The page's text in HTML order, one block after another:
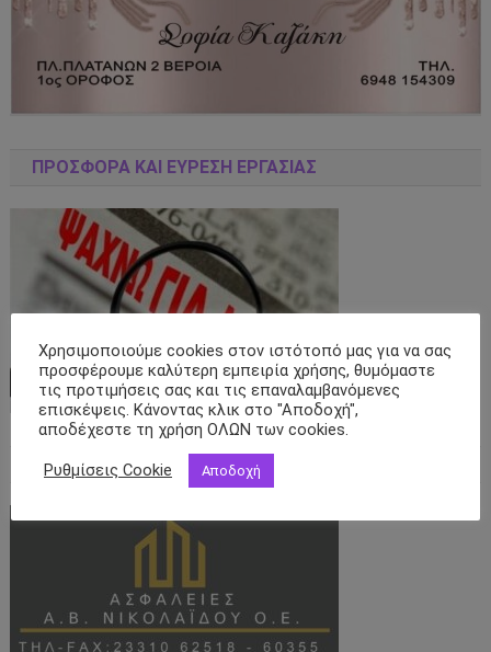
ΠΡΟΣΦΟΡΑ ΚΑΙ ΕΥΡΕΣΗ ΕΡΓΑΣΙΑΣ
ΑΣΦΑΛΙΣΤΙΚΌ ΠΡΑΚΤΟΡΕΊΟ ΑΒ ΝΙΚΟΛΑΙΔΟΥ ΟΕ
Χρησιμοποιούμε cookies στον ιστότοπό μας για να σας
προσφέρουμε καλύτερη εμπειρία χρήσης, θυμόμαστε
τις προτιμήσεις σας και τις επαναλαμβανόμενες
επισκέψεις. Κάνοντας κλικ στο "Αποδοχή",
αποδέχεστε τη χρήση ΟΛΩΝ των cookies.
Ρυθμίσεις Cookie Αποδοχή